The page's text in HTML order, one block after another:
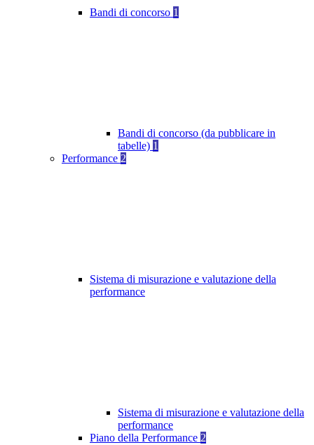
Bandi di concorso 1
Bandi di concorso (da pubblicare in
tabelle) 1
Performance 2
Sistema di misurazione e valutazione della
performance
Sistema di misurazione e valutazione della
performance
Piano della Performance 2